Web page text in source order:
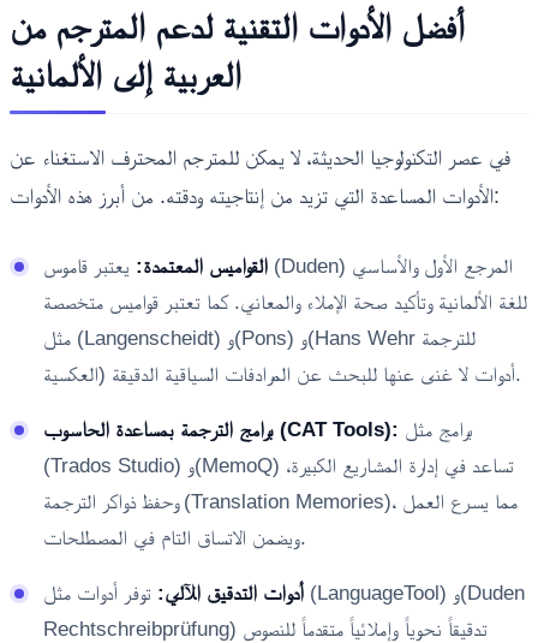
أفضل الأدوات التقنية لدعم المترجم من
العربية إلى الألمانية
في عصر التكنولوجيا الحديثة، لا يمكن للمترجم المحترف الاستغناء عن
الأدوات المساعدة التي تزيد من إنتاجيته ودقته. من أبرز هذه الأدوات:
القواميس المعتمدة: يعتبر قاموس (Duden) المرجع الأول والأساسي
للغة الألمانية وتأكيد صحة الإملاء والمعاني. كما تعتبر قواميس متخصصة
مثل (Langenscheidt) و(Pons) و(Hans Wehr للترجمة
العكسية) أدوات لا غنى عنها للبحث عن المرادفات السياقية الدقيقة.
برامج الترجمة بمساعدة الحاسوب (CAT Tools):
(Trados Studio) و(MemoQ) تساعد في إدارة المشاريع الكبيرة،
وحفظ ذواكر الترجمة (Translation Memories)، مما يسرع العمل
ويضمن الاتساق التام في المصطلحات.
أدوات التدقيق الآلي: توفر أدوات مثل (LanguageTool) و(Duden
Rechtschreibprüfung) تدقيقاً نحوياً وإملائياً متقدماً للنصوص